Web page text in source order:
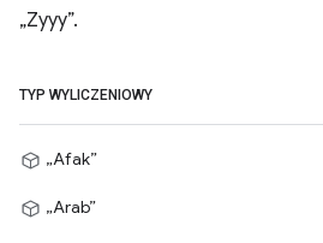
„Zyyy”.
TYP WYLICZENIOWY
„Afak”
„Arab”